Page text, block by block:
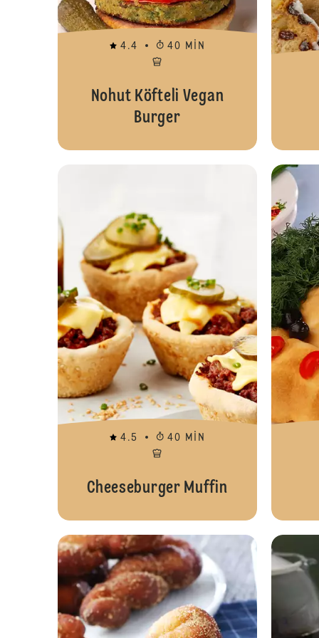
4.4 40 MIN
Nohut Köfteli Vegan
Burger
4.5 40 MIN
Cheeseburger Muffin